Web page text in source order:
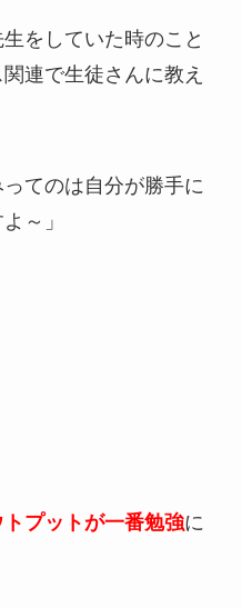
をしていた時のこと
連で生徒さんに教え
ってのは自分が勝手に
～」
トプットが一番勉強に